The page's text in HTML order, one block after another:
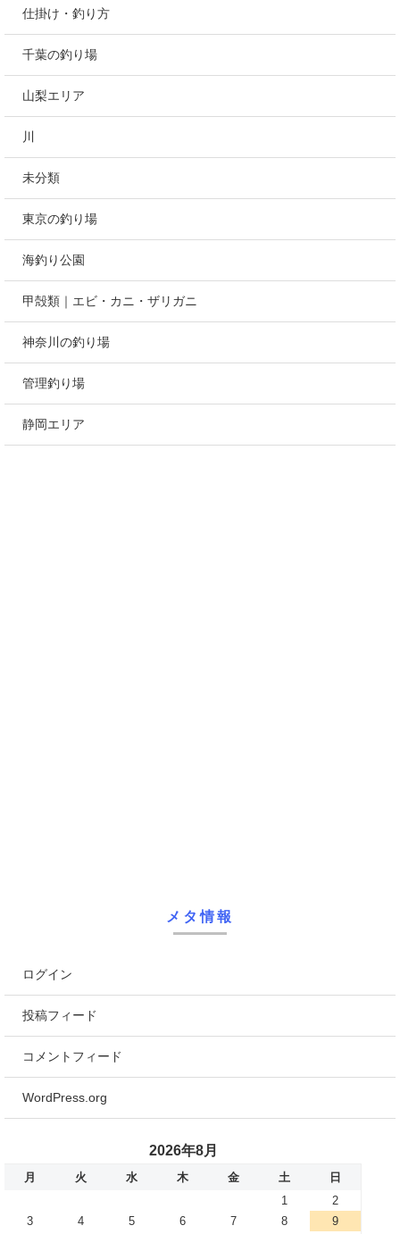
仕掛け・釣り方
千葉の釣り場
山梨エリア
川
未分類
東京の釣り場
海釣り公園
甲殻類｜エビ・カニ・ザリガニ
神奈川の釣り場
管理釣り場
静岡エリア
メタ情報
ログイン
投稿フィード
コメントフィード
WordPress.org
2026年8月
月 火 水 木 金 土
日
1
2
3
4 5 6 7 8
9